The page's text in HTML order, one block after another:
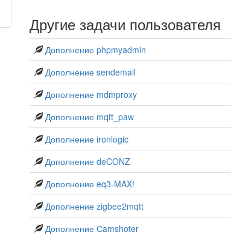
Другие задачи пользователя
Дополнение phpmyadmin
Дополнение sendemail
Дополнение mdmproxy
Дополнение mqtt_paw
Дополнение ironlogic
Дополнение deCONZ
Дополнение eq3-MAX!
Дополнение zigbee2mqtt
Дополнение Сamshoter